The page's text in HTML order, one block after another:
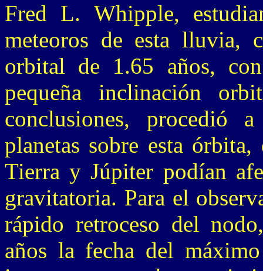
Fred L. Whipple,
meteoros de esta lluvia,
orbital de 1.65 años,
pequeña inclinación
conclusiones, procedió
planetas sobre esta
Tierra y Júpiter podían
gravitatoria. Para el
rápido retroceso del
años la fecha del